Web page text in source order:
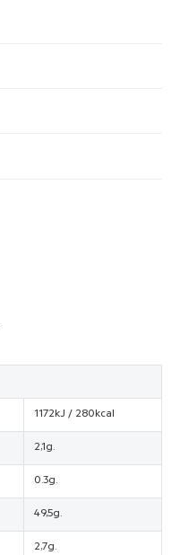
1172kJ / 280kcal
2,1g.
0.3g.
49,5g.
2,7g.